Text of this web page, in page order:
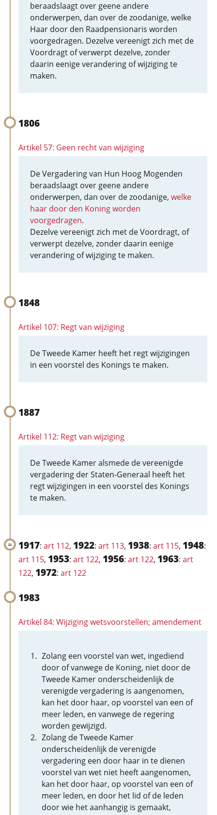
beraadslaagt over geene andere
onderwerpen, dan over de zoodanige, welke
Haar door den Raadpensionaris worden
voorgedragen. Dezelve vereenigt zich met de
Voordragt of verwerpt dezelve, zonder
daarin eenige verandering of wijziging te
maken.
1806
Artikel 57: Geen recht van wijziging
De Vergadering van Hun Hoog Mogenden
beraadslaagt over geene andere
onderwerpen, dan over de zoodanige, welke
haar door den Koning worden
voorgedragen.
Dezelve vereenigt zich met de Voordragt, of
verwerpt dezelve, zonder daarin eenige
verandering of wijziging te maken.
1848
Artikel 107: Regt van wijziging
De Tweede Kamer heeft het regt wijzigingen
in een voorstel des Konings te maken.
1887
Artikel 112: Regt van wijziging
De Tweede Kamer alsmede de vereenigde
vergadering der Staten-Generaal heeft het
regt wijzigingen in een voorstel des Konings
te maken.
1917: art 112, 1922: art 113, 1938: art 115, 1948:
art 115, 1953: art 122, 1956: art 122, 1963: art
122, 1972: art 122
1983
Artikel 84: Wijziging wetsvoorstellen; amendement
Zolang een voorstel van wet, ingediend
door of vanwege de Koning, niet door de
Tweede Kamer onderscheidenlijk de
verenigde vergadering is aangenomen,
kan het door haar, op voorstel van een of
meer leden, en vanwege de regering
worden gewijzigd.
Zolang de Tweede Kamer
onderscheidenlijk de verenigde
vergadering een door haar in te dienen
voorstel van wet niet heeft aangenomen,
kan het door haar, op voorstel van een of
meer leden, en door het lid of de leden
door wie het aanhangig is gemaakt,